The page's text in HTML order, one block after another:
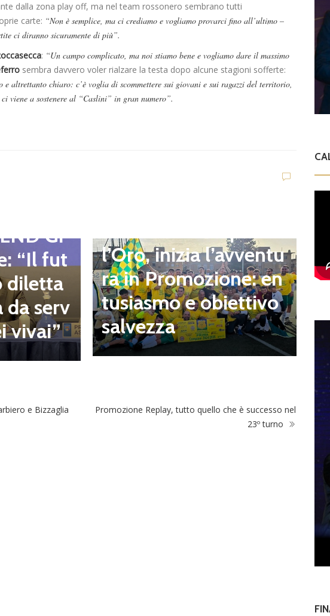
dalla zona play off, ma nel team rossonero sembrano tutti
carte: “Non è semplice, ma ci crediamo e vogliamo provarci fino all’ultimo –
ci diranno sicuramente di più”.
: “Un campo complicato, ma noi stiamo bene e vogliamo dare il massimo
sembra davvero voler rialzare la testa dopo alcune stagioni sofferte:
e altrettanto chiaro: c’è voglia di scommettere sui giovani e sui ragazzi del territorio,
ci viene a sostenere al “Caslini” in gran numero”.
Gi
“Il fut
diletta
da serv
vivai”
l’Oro, inizia l’avventu
ra in Promozione: en
tusiasmo e obiettivo
salvezza
i
14
e Bizzaglia
Promozione Replay, tutto quello che è successo nel
23º turno